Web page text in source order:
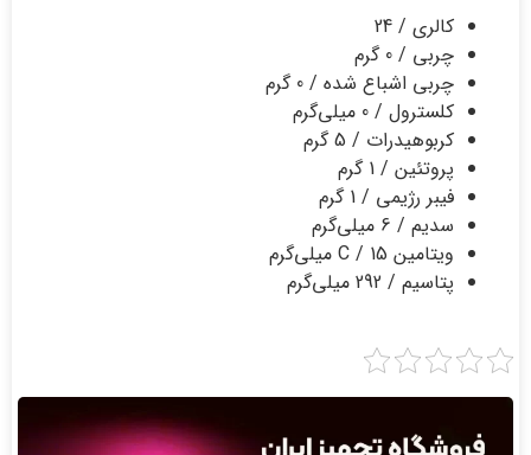
كالری / 24
چربی / 0 گرم
چربی اشباع شده / 0 گرم
كلسترول / 0 میلی‌گرم
كربوهیدرات / 5 گرم
پروتئین / 1 گرم
فیبر رژیمی / 1 گرم
سدیم / 6 میلی‌گرم
ویتامین C / 15 میلی‌گرم
پتاسیم / 292 میلی‌گرم